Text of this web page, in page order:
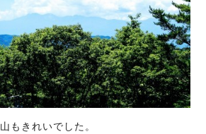
山もきれいでした。